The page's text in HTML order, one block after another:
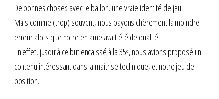
De bonnes choses avec le ballon, une vraie identité de jeu.
Mais comme (trop) souvent, nous payons chèrement la moindre
erreur alors que notre entame avait été de qualité.
En effet, jusqu’à ce but encaissé à la 35ᵉ, nous avions proposé un
contenu intéressant dans la maîtrise technique, et notre jeu de
position.